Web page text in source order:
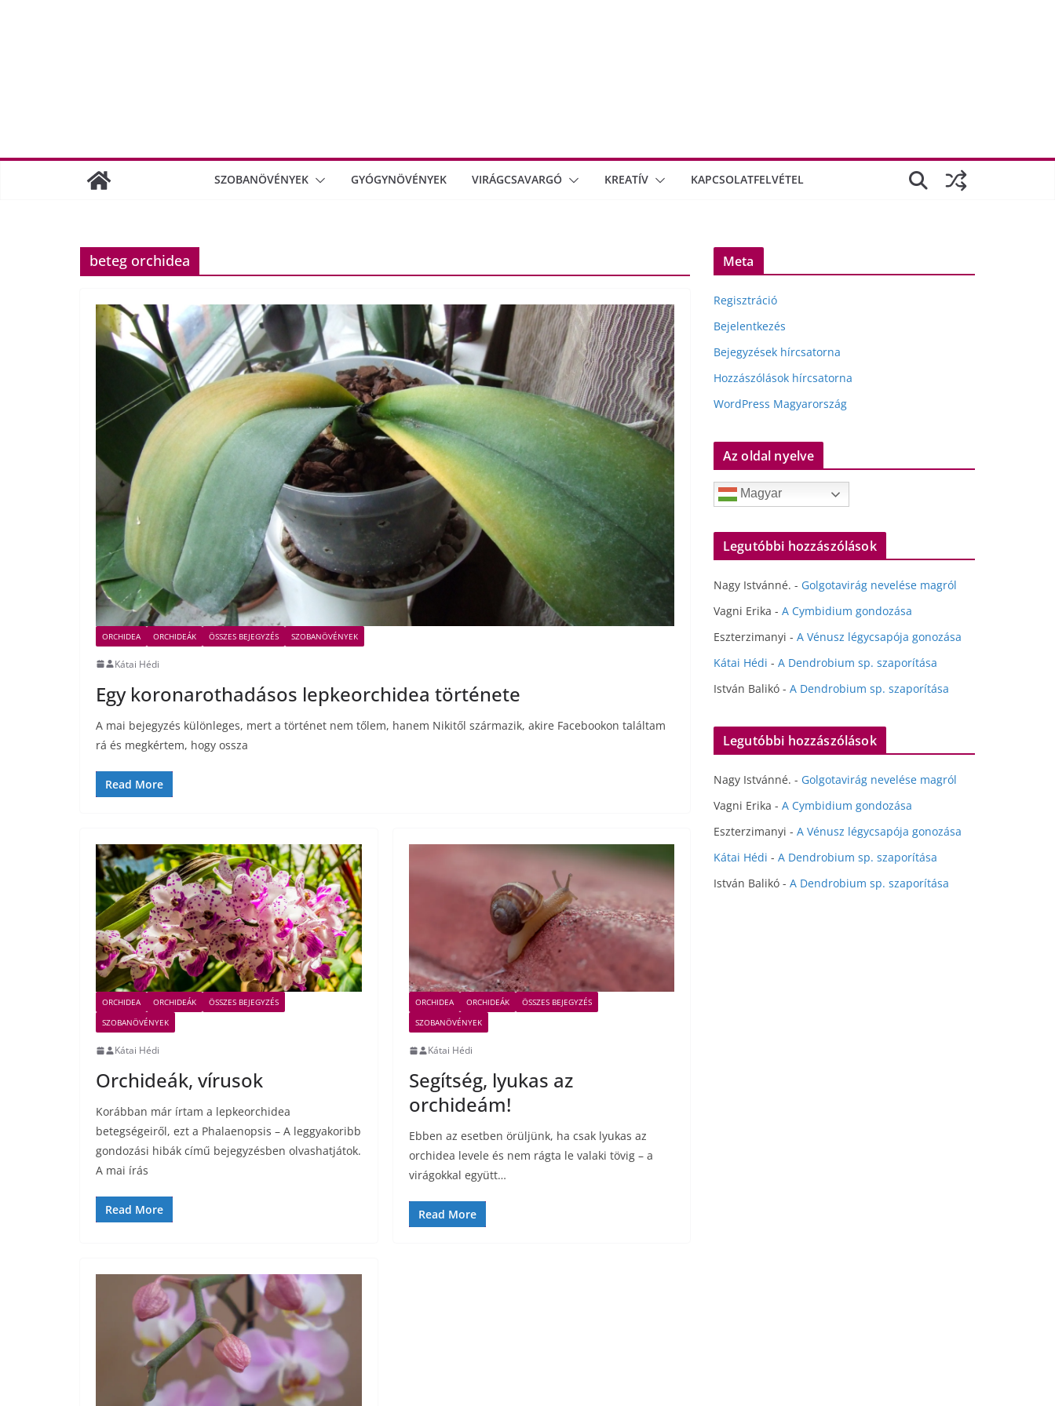
SZOBANÖVÉNYEK GYÓGYNÖVÉNYEK VIRÁGCSAVARGÓ KREATÍV KAPCSOLATFELVÉTEL
beteg orchidea
ORCHIDEA ORCHIDEÁK ÖSSZES BEJEGYZÉS SZOBANÖVÉNYEK
Kátai Hédi
Egy koronarothadásos lepkeorchidea története
A mai bejegyzés különleges, mert a történet nem tőlem, hanem Nikitől származik, akire Facebookon találtam
rá és megkértem, hogy ossza
Read More
ORCHIDEA ORCHIDEÁK
ÖSSZES BEJEGYZÉS
SZOBANÖVÉNYEK
Kátai Hédi
Orchideák, vírusok
Korábban már írtam a lepkeorchidea
betegségeiről, ezt a Phalaenopsis – A leggyakoribb
gondozási hibák című bejegyzésben olvashatjátok.
A mai írás
Read More
ORCHIDEA ORCHIDEÁK
ÖSSZES BEJEGYZÉS
SZOBANÖVÉNYEK
Kátai Hédi
Segítség, lyukas az
orchideám!
Ebben az esetben örüljünk, ha csak lyukas az
orchidea levele és nem rágta le valaki tövig – a
virágokkal együtt…
Read More
Meta
Regisztráció
Bejelentkezés
Bejegyzések hírcsatorna
Hozzászólások hírcsatorna
WordPress Magyarország
Az oldal nyelve
Magyar
Legutóbbi hozzászólások
Nagy Istvánné. - Golgotavirág nevelése magról
Vagni Erika - A Cymbidium gondozása
Eszterzimanyi - A Vénusz légycsapója gonozása
Kátai Hédi - A Dendrobium sp. szaporítása
István Balikó - A Dendrobium sp. szaporítása
Legutóbbi hozzászólások
Nagy Istvánné. - Golgotavirág nevelése magról
Vagni Erika - A Cymbidium gondozása
Eszterzimanyi - A Vénusz légycsapója gonozása
Kátai Hédi - A Dendrobium sp. szaporítása
István Balikó - A Dendrobium sp. szaporítása